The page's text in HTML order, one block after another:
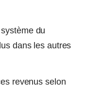
du
dans les autres
revenus selon